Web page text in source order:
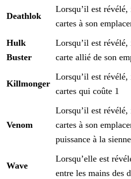
Deathlok
Lorsqu’il est
cartes à son
Hulk
Buster
Lorsqu’il est
carte allié de son
Killmonger
Lorsqu’il est
cartes qui coûte 1
Venom
Lorsqu’il est
cartes à son
puissance à la sienne
Wave
Lorsqu’elle est
entre les mains des